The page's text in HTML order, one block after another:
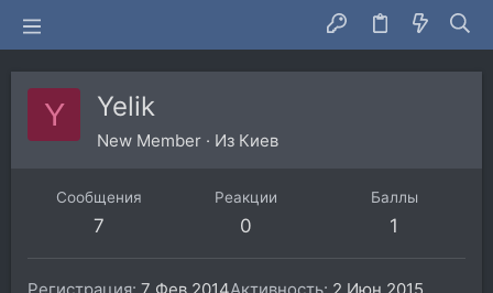
Y Yelik
New Member · Из Киев
Сообщения
7
Реакции
0
Баллы
1